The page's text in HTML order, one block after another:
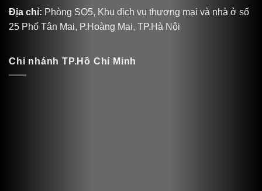
Địa chỉ: Phòng SO5, Khu dịch vụ thương mại và nhà ở số
25 Phố Tân Mai, P.Hoàng Mai, TP.Hà Nội
Chi nhánh TP.Hồ Chí Minh